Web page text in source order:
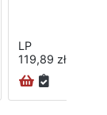
LP
119,89 zł